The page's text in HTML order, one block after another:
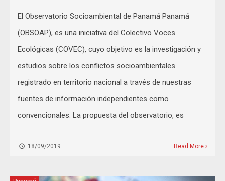
El Observatorio Socioambiental de Panamá Panamá
(OBSOAP), es una iniciativa del Colectivo Voces
Ecológicas (COVEC), cuyo objetivo es la investigación y
estudios sobre los conflictos socioambientales
registrado en territorio nacional a través de nuestras
fuentes de información independientes como
convencionales. La propuesta del observatorio, es
18/09/2019 Read More